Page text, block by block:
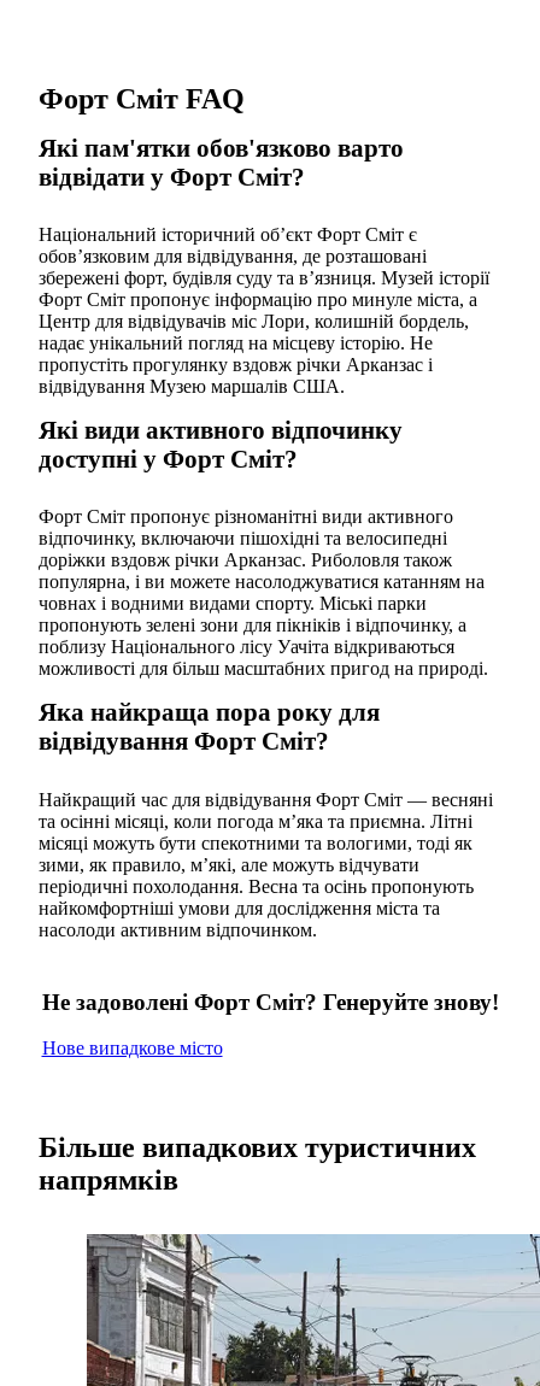
Форт Сміт FAQ
Які пам'ятки обов'язково варто
відвідати у Форт Сміт?
Національний історичний об’єкт Форт Сміт є
обов’язковим для відвідування, де розташовані
збережені форт, будівля суду та в’язниця. Музей історії
Форт Сміт пропонує інформацію про минуле міста, а
Центр для відвідувачів міс Лори, колишній бордель,
надає унікальний погляд на місцеву історію. Не
пропустіть прогулянку вздовж річки Арканзас і
відвідування Музею маршалів США.
Які види активного відпочинку
доступні у Форт Сміт?
Форт Сміт пропонує різноманітні види активного
відпочинку, включаючи пішохідні та велосипедні
доріжки вздовж річки Арканзас. Риболовля також
популярна, і ви можете насолоджуватися катанням на
човнах і водними видами спорту. Міські парки
пропонують зелені зони для пікніків і відпочинку, а
поблизу Національного лісу Уачіта відкриваються
можливості для більш масштабних пригод на природі.
Яка найкраща пора року для
відвідування Форт Сміт?
Найкращий час для відвідування Форт Сміт — весняні
та осінні місяці, коли погода м’яка та приємна. Літні
місяці можуть бути спекотними та вологими, тоді як
зими, як правило, м’які, але можуть відчувати
періодичні похолодання. Весна та осінь пропонують
найкомфортніші умови для дослідження міста та
насолоди активним відпочинком.
Не задоволені Форт Сміт? Генеруйте знову!
Нове випадкове місто
Більше випадкових туристичних
напрямків